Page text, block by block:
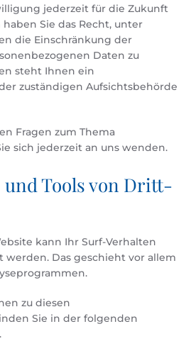
jederzeit für die Zukunft
Sie das Recht, unter
die Einschränkung der
Daten zu
steht Ihnen ein
zuständigen Aufsichtsbehörde
Fragen zum Thema
sich jederzeit an uns wenden.
und Tools von Dritt­
kann Ihr Surf-Verhalten
werden. Das geschieht vor allem
zu diesen
Sie in der folgenden